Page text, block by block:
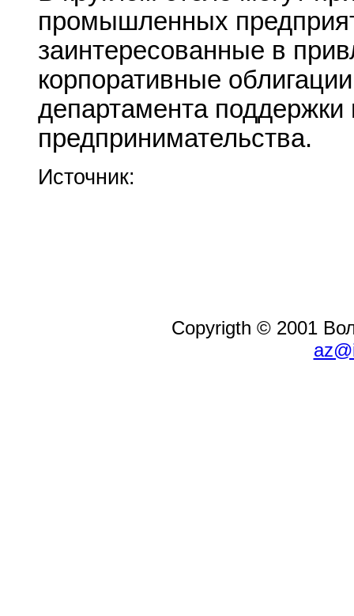
промышленных
заинтересованные в
корпоративные
департамента поддержки
предпринимательства.
Источник:
Copyrigth © 2001